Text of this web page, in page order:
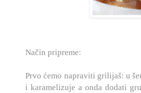
Način pripreme:
Prvo ćemo napraviti grilijaš: u
i karamelizuje a onda dodati